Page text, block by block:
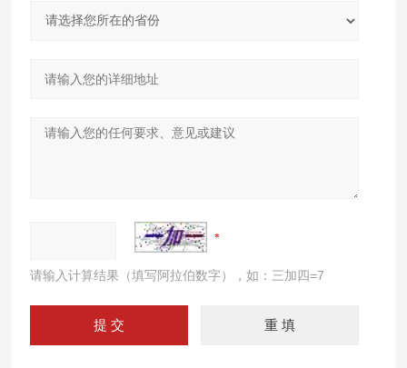
请输入计算结果（填写阿拉伯数字），如：三加四=7